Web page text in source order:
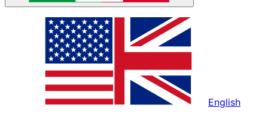
English